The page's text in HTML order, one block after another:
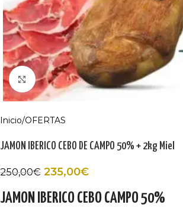
Haga Click para agrandar
Inicio/OFERTAS
JAMON IBERICO CEBO DE CAMPO 50% + 2kg Miel
250,00€ 235,00€
JAMON IBERICO CEBO CAMPO 50%